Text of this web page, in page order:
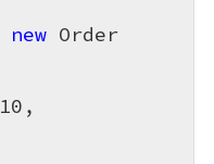
new Order
10 ,